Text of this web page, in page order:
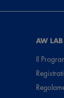
AW
Il
Registrati